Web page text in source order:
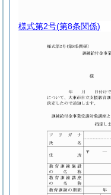
様式第2号(第8条関係)